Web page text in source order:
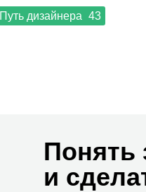
Путь дизайнера 43
Понять
и